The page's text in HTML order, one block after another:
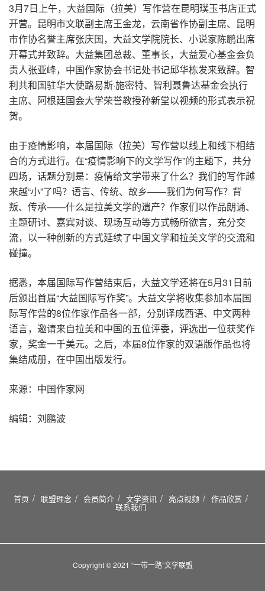
3月7日上午，大益国际（拉美）写作营在昆明璞玉书店正式
开营。昆明市文联副主席王金龙，云南省作协副主席、昆明
市作协名誉主席张庆国，大益文学院院长、小说家陈鹏出席
开幕式并致辞。大益集团总裁、董事长，大益爱心基金会负
责人张亚峰，中国作家协会书记处书记邱华栋发来致辞。智
利共和国驻华大使路易斯·施密特、智利聂鲁达基金会执行
主席、阿根廷国会大学荣誉教授孙新堂以视频的形式表示祝
贺。
由于疫情影响，本届国际（拉美）写作营以线上和线下相结
合的方式进行。在“疫情影响下的文学写作”的主题下，共分
四场，话题分别是：疫情给文学带来了什么？我们的写作越
来越“小”了吗？语言、传统、故乡——我们为何写作？背
叛、传承——什么是拉美文学的遗产？作家们以作品朗诵、
主题研讨、嘉宾对谈、现场互动等方式畅所欲言，充分交
流，以一种创新的方式延续了中国文学和拉美文学的交流和
碰撞。
据悉，本届国际写作营结束后，大益文学还将在5月31日前
后颁出首届“大益国际写作奖”。大益文学将收集参加本届国
际写作营的8位作家作品各一部，分别译成西语、中文两种
语言，邀请来自拉美和中国的五位评委，评选出一位获奖作
家，奖金一千美元。之后，本届8位作家的双语版作品也将
集结成册，在中国出版发行。
来源：中国作家网
编辑：刘鹏波
首页 联盟理念 会员简介 文学资讯 亮点视频 作品欣赏
联系我们
Copyright © 2021 “一带一路”文学联盟